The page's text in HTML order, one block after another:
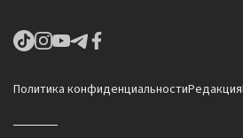
Политика конфиденциальностиРедакция